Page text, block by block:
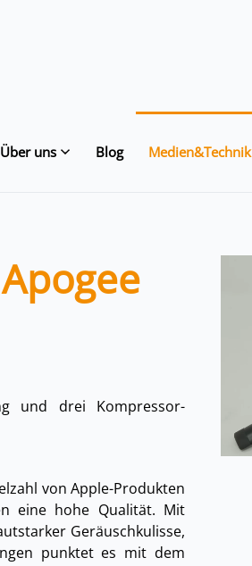
Über uns Blog Medien&Technik
und drei Kompressor-
von Apple-Produkten
eine hohe Qualität. Mit
Geräuschkulisse,
punktet es mit dem